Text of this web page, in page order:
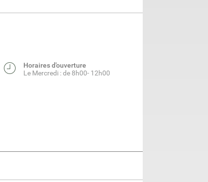
Horaires d'ouverture
Le Mercredi : de 8h00- 12h00